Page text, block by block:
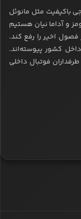
باکیفیت مثل مانوئل
و آداما نیان هستیم
اخیر را رفع کند.
کشور پیوسته‌اند.
فوتبال داخلی